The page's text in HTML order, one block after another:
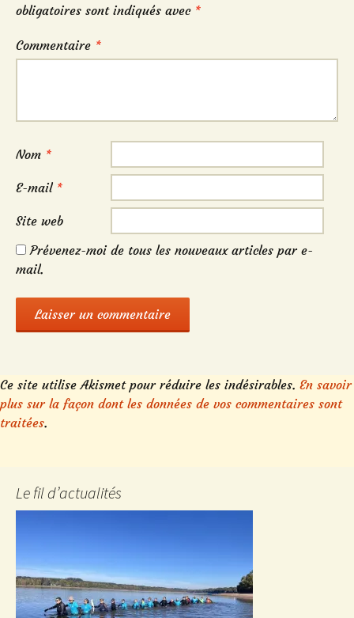
obligatoires sont indiqués avec *
Commentaire *
Nom *
E-mail *
Site web
Prévenez-moi de tous les nouveaux articles par e-
mail.
Ce site utilise Akismet pour réduire les indésirables. En savoir
plus sur la façon dont les données de vos commentaires sont
traitées.
Le fil d’actualités